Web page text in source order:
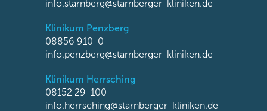
info.starnberg@starnberger-kliniken.de
Klinikum Penzberg
08856 910-0
info.penzberg@starnberger-kliniken.de
Klinikum Herrsching
08152 29-100
info.herrsching@starnberger-kliniken.de